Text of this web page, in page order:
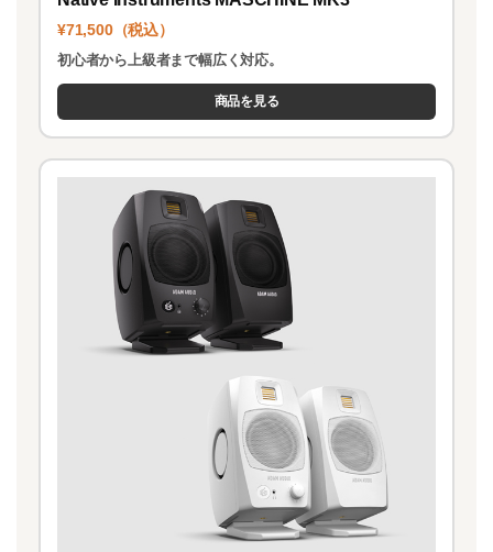
¥71,500（税込）
初心者から上級者まで幅広く対応。
商品を見る